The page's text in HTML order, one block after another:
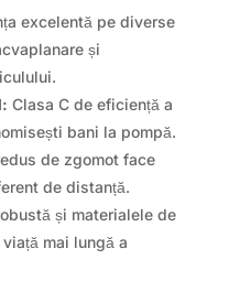
excelentă pe diverse
și
Clasa C de eficiență a
bani la pompă.
de zgomot face
de distanță.
și materialele de
mai lungă a